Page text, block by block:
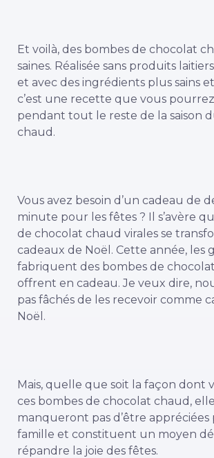
Et voilà, des bombes de chocolat
saines. Réalisée sans produits
et avec des ingrédients plus sains
c’est une recette que vous
pendant tout le reste de la saison
chaud.
Vous avez besoin d’un cadeau de
minute pour les fêtes ? Il s’avère
de chocolat chaud virales se
cadeaux de Noël. Cette année, les
fabriquent des bombes de
offrent en cadeau. Je veux dire,
pas fâchés de les recevoir comme
Noël.
Mais, quelle que soit la façon dont
ces bombes de chocolat chaud,
manqueront pas d’être
famille et constituent un moyen
répandre la joie des fêtes.